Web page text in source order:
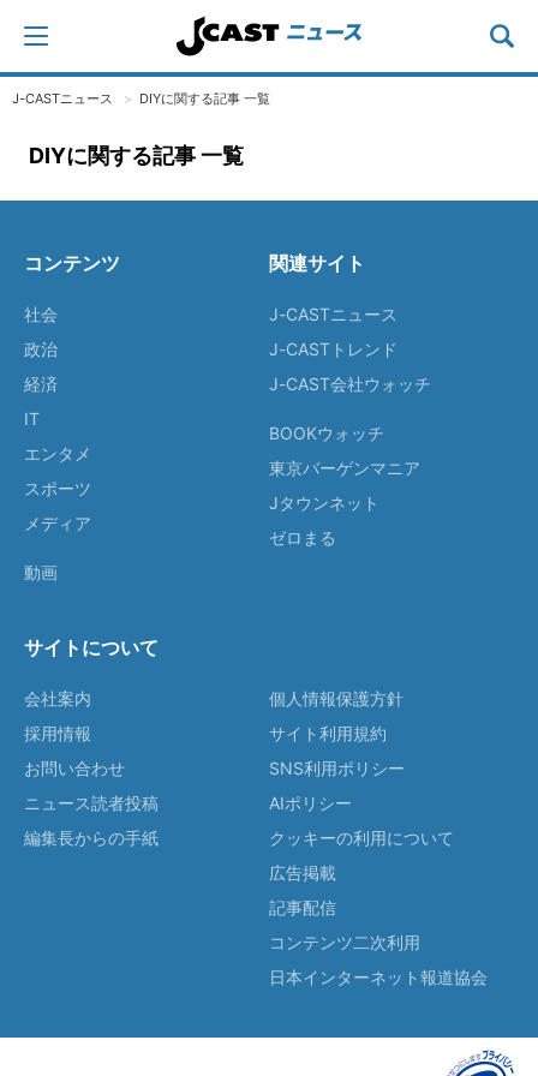
J-CASTニュース DIYに関する記事 一覧
DIYに関する記事 一覧
コンテンツ
社会
政治
経済
IT
エンタメ
スポーツ
メディア
動画
関連サイト
J-CASTニュース
J-CASTトレンド
J-CAST会社ウォッチ
BOOKウォッチ
東京バーゲンマニア
Jタウンネット
ゼロまる
サイトについて
会社案内
採用情報
お問い合わせ
ニュース読者投稿
編集長からの手紙
個人情報保護方針
サイト利用規約
SNS利用ポリシー
AIポリシー
クッキーの利用について
広告掲載
記事配信
コンテンツ二次利用
日本インターネット報道協会